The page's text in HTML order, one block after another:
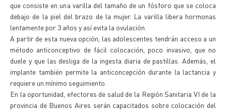
que consiste en una varilla del tamaño de un fósforo que se coloca
debajo de la piel del brazo de la mujer. La varilla libera hormonas
lentamente por 3 años y así evita la ovulación.
A partir de esta nueva opción, las adolescentes tendrán acceso a un
método anticonceptivo de fácil colocación, poco invasivo, que no
duele y que las desliga de la ingesta diaria de pastillas. Además, el
implante también permite la anticoncepción durante la lactancia y
requiere un mínimo seguimiento.
En la oportunidad, efectores de salud de la Región Sanitaria VI de la
provincia de Buenos Aires serán capacitados sobre colocación del